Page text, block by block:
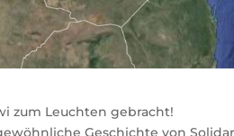
zum Leuchten gebracht!
Geschichte von